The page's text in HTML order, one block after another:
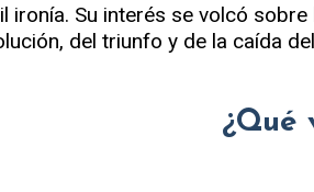
Su interés se volcó
del triunfo y de la caída
¿Qué